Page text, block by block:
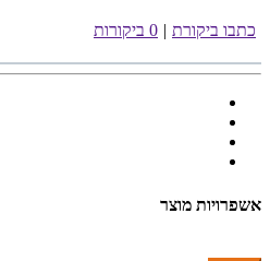
כתבו ביקורת | 0 ביקורות
אשפרויות מוצר